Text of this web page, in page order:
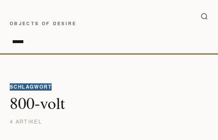
OBJECTS OF DESIRE
SCHLAGWORT
800-volt
4 ARTIKEL